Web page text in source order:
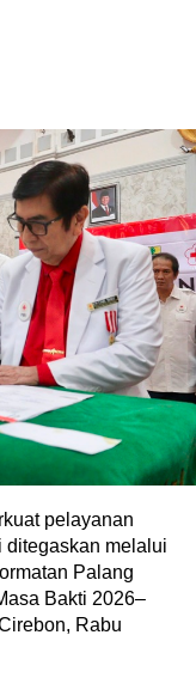
pelayanan
ditegaskan melalui
Palang
Bakti 2026–
Rabu